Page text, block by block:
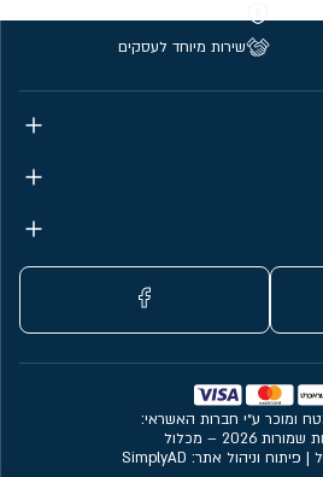
שירות מיוחד לעסקים
| פיתוח וניהול אתר: SimplyAD
ומוכר ע״י חברות האשראי:
2026 – מכלול